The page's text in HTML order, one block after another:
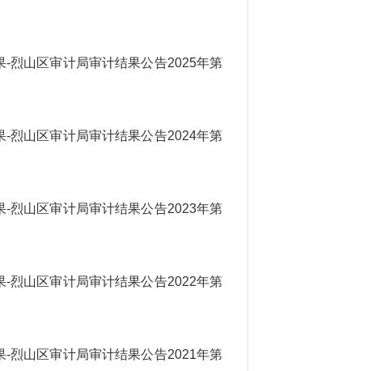
烈山区审计局审计结果公告2025年第
烈山区审计局审计结果公告2024年第
烈山区审计局审计结果公告2023年第
烈山区审计局审计结果公告2022年第
烈山区审计局审计结果公告2021年第